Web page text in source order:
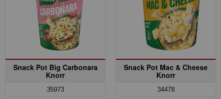
Snack Pot Big Carbonara
Knorr
35973
Snack Pot Mac & Cheese
Knorr
34478